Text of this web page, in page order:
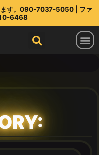
ます。090-7037-5050 | ファ
6468